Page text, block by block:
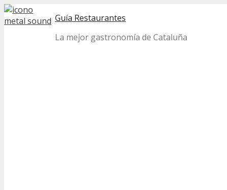
Skip
to
Guía Restaurantes
La mejor gastronomía de Cataluña